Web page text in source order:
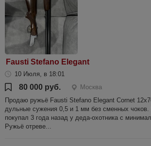
Fausti Stefano Elegant
10 Июля, в 18:01
80 000 руб.
Москва
Продаю ружьё Fausti Stefano Elegant Cornet
дульные сужения 0,5 и 1 мм без сменных чоков.
покупал 3 года назад у деда-охотника с
Ружьё отреве...